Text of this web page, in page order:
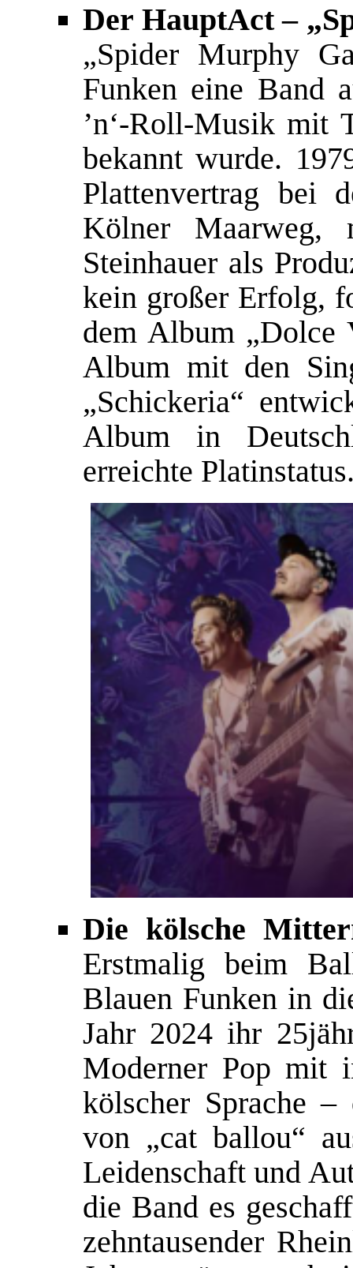
Der HauptAct –
„Spider Murphy
Funken eine Band
’n‘-Roll-Musik mit
bekannt wurde.
Plattenvertrag bei
Kölner Maarweg,
Steinhauer als
kein großer Erfolg,
dem Album „Dolce
Album mit den
„Schickeria“
Album in
erreichte
Die kölsche
Erstmalig beim
Blauen Funken in
Jahr 2024 ihr
Moderner Pop mit
kölscher Sprache
von „cat ballou“
Leidenschaft und
die Band es
zehntausender